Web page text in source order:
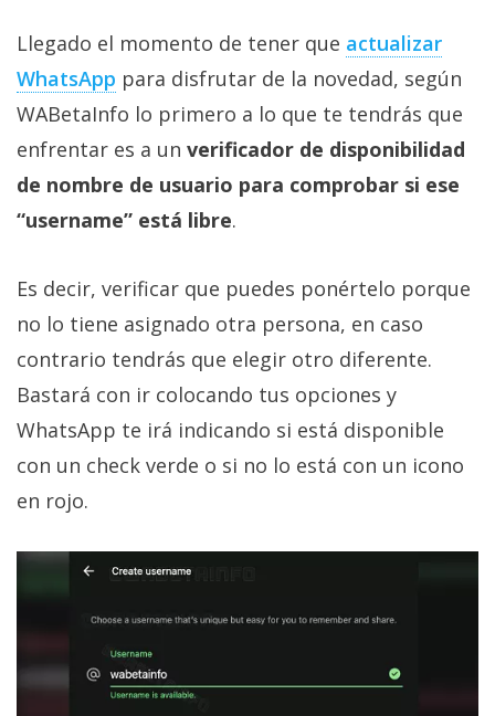
ordenadores,
apps,
informática,
videojuegos,
comparativas,
trucos y
Informático
derechos
reservados
Llegado el momento de tener que actualizar
WhatsApp para disfrutar de la novedad, según
WABetaInfo lo primero a lo que te tendrás que
enfrentar es a un verificador de disponibilidad
de nombre de usuario para comprobar si ese
“username” está libre.
Es decir, verificar que puedes ponértelo porque
no lo tiene asignado otra persona, en caso
contrario tendrás que elegir otro diferente.
Bastará con ir colocando tus opciones y
WhatsApp te irá indicando si está disponible
con un check verde o si no lo está con un icono
en rojo.